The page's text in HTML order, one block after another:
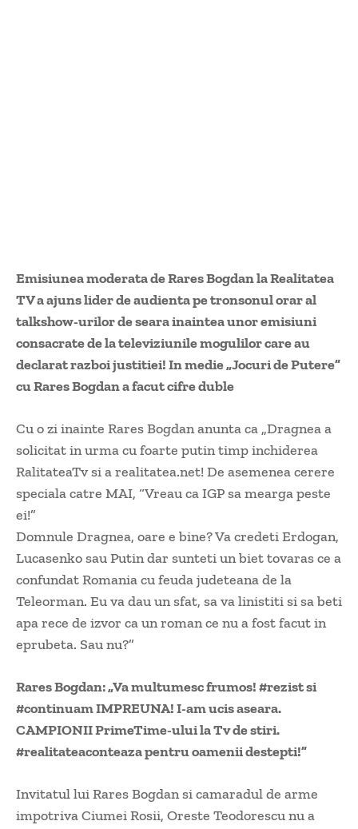
Emisiunea moderata de Rares Bogdan la Realitatea
TV a ajuns lider de audienta pe tronsonul orar al
talkshow-urilor de seara inaintea unor emisiuni
consacrate de la televiziunile mogulilor care au
declarat razboi justitiei! In medie „Jocuri de Putere”
cu Rares Bogdan a facut cifre duble
Cu o zi inainte Rares Bogdan anunta ca „Dragnea a
solicitat in urma cu foarte putin timp inchiderea
RalitateaTv si a realitatea.net! De asemenea cerere
speciala catre MAI, “Vreau ca IGP sa mearga peste
ei!”
Domnule Dragnea, oare e bine? Va credeti Erdogan,
Lucasenko sau Putin dar sunteti un biet tovaras ce a
confundat Romania cu feuda judeteana de la
Teleorman. Eu va dau un sfat, sa va linistiti si sa beti
apa rece de izvor ca un roman ce nu a fost facut in
eprubeta. Sau nu?”
Rares Bogdan: „Va multumesc frumos! #rezist si
#continuam IMPREUNA! I-am ucis aseara.
CAMPIONII PrimeTime-ului la Tv de stiri.
#realitateaconteaza pentru oamenii destepti!”
Invitatul lui Rares Bogdan si camaradul de arme
impotriva Ciumei Rosii, Oreste Teodorescu nu a